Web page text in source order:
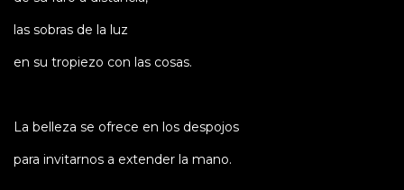
las sobras de la luz
en su tropiezo con las cosas.
La belleza se ofrece en los despojos
para invitarnos a extender la mano.